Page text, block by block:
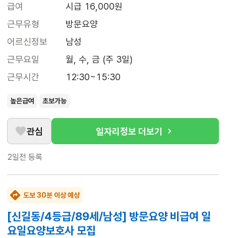
급여
시급 16,000원
근무유형
방문요양
어르신정보
남성
근무요일
월, 수, 금 (주 3일)
근무시간
12:30~15:30
높은급여 초보가능
관심 일자리정보 더보기
2일전 등록
도보 30분 이상 예상
[신길동/4등급/89세/남성] 방문요양 비급여 일
요일요양보호사 모집